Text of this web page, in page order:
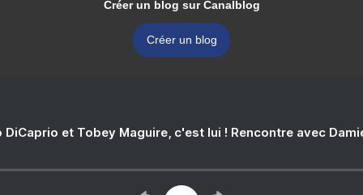
Créer un blog sur Canalblog
Créer un blog
DiCaprio et Tobey Maguire, c'est lui ! Rencontre avec